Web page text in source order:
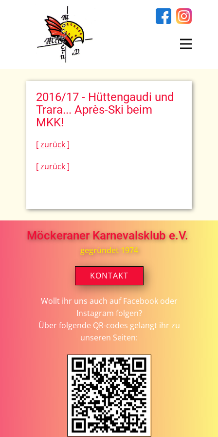
2016/17 - Hüttengaudi und
Trara... Après-Ski beim
MKK!
[ zurück ]
[ zurück ]
Möckeraner Karnevalsklub e.V.
gegründet 1974
KONTAKT
Wollt ihr uns auch auf Facebook oder
Instagram folgen?
Über folgende QR-codes gelangt ihr zu
unseren Seiten: